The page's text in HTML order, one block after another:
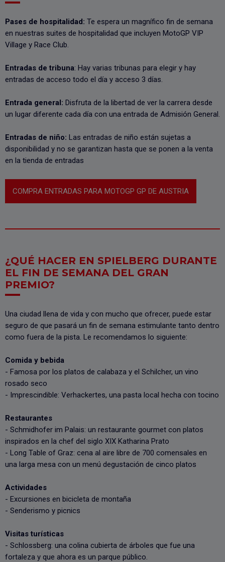
Pases de hospitalidad: Te espera un magnífico fin de semana
en nuestras suites de hospitalidad que incluyen MotoGP VIP
Village y Race Club.
Entradas de tribuna: Hay varias tribunas para elegir y hay
entradas de acceso todo el día y acceso 3 días.
Entrada general: Disfruta de la libertad de ver la carrera desde
un lugar diferente cada día con una entrada de Admisión General.
Entradas de niño: Las entradas de niño están sujetas a
disponibilidad y no se garantizan hasta que se ponen a la venta
en la tienda de entradas
COMPRA ENTRADAS PARA MOTOGP GP DE AUSTRIA
¿QUÉ HACER EN SPIELBERG DURANTE
EL FIN DE SEMANA DEL GRAN
PREMIO?
Una ciudad llena de vida y con mucho que ofrecer, puede estar
seguro de que pasará un fin de semana estimulante tanto dentro
como fuera de la pista. Le recomendamos lo siguiente:
Comida y bebida
- Famosa por los platos de calabaza y el Schilcher, un vino
rosado seco
- Imprescindible: Verhackertes, una pasta local hecha con tocino
Restaurantes
- Schmidhofer im Palais: un restaurante gourmet con platos
inspirados en la chef del siglo XIX Katharina Prato
- Long Table of Graz: cena al aire libre de 700 comensales en
una larga mesa con un menú degustación de cinco platos
Actividades
- Excursiones en bicicleta de montaña
- Senderismo y picnics
Visitas turísticas
- Schlossberg: una colina cubierta de árboles que fue una
fortaleza y que ahora es un parque público.